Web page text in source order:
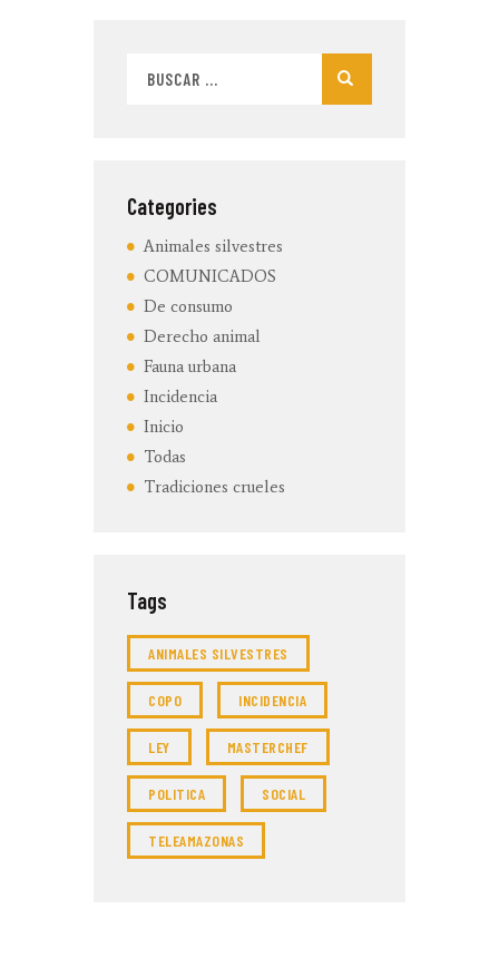
Categories
Animales silvestres
COMUNICADOS
De consumo
Derecho animal
Fauna urbana
Incidencia
Inicio
Todas
Tradiciones crueles
Tags
ANIMALES SILVESTRES
COPO INCIDENCIA
LEY MASTERCHEF
POLITICA SOCIAL
TELEAMAZONAS